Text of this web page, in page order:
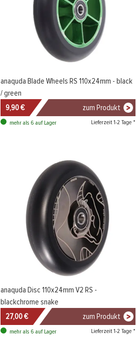
anaquda Blade Wheels RS 110x24mm - black
/ green
9,90 €
zum Produkt
mehr als 6 auf Lager Lieferzeit 1-2 Tage *
anaquda Disc 110x24mm V2 RS -
blackchrome snake
27,00 €
zum Produkt
mehr als 6 auf Lager Lieferzeit 1-2 Tage *